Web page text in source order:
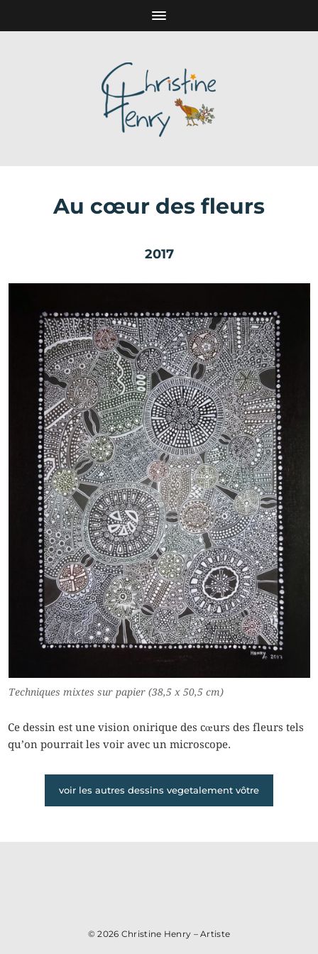
Au cœur des fleurs
2017
Techniques mixtes sur papier (38,5 x 50,5 cm)
Ce dessin est une vision onirique des cœurs des fleurs tels
qu’on pourrait les voir avec un microscope.
voir les autres dessins vegetalement vôtre
© 2026 Christine Henry – Artiste